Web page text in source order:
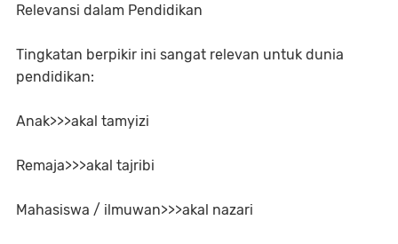
Relevansi dalam Pendidikan
Tingkatan berpikir ini sangat relevan untuk dunia
pendidikan:
Anak>>>akal tamyizi
Remaja>>>akal tajribi
Mahasiswa / ilmuwan>>>akal nazari